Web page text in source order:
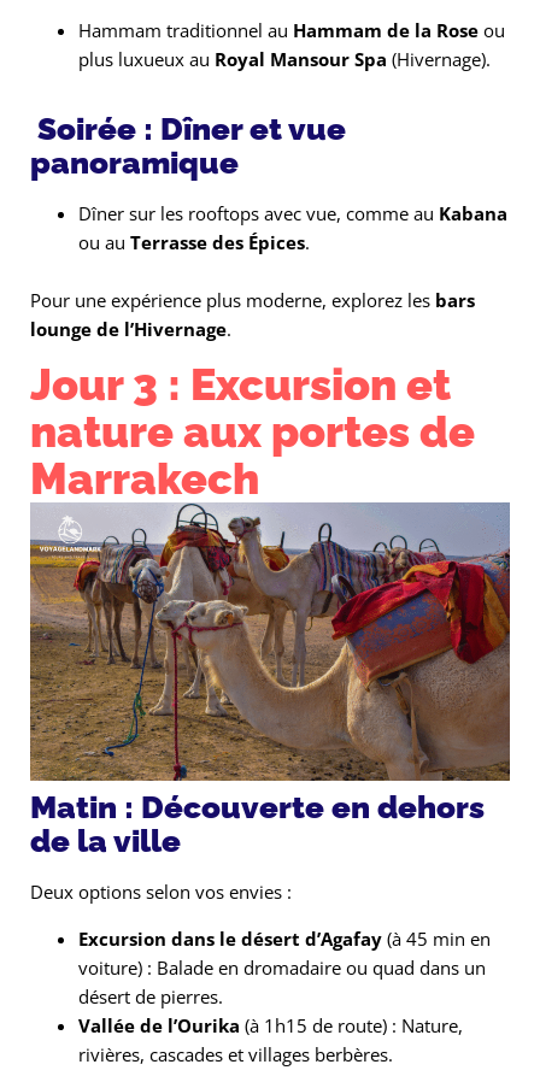
Hammam traditionnel au Hammam de la Rose ou
plus luxueux au Royal Mansour Spa (Hivernage).
Soirée : Dîner et vue
panoramique
Dîner sur les rooftops avec vue, comme au Kabana
ou au Terrasse des Épices.
Pour une expérience plus moderne, explorez les bars
lounge de l’Hivernage.
Jour 3 : Excursion et
nature aux portes de
Marrakech
Matin : Découverte en dehors
de la ville
Deux options selon vos envies :
Excursion dans le désert d’Agafay (à 45 min en
voiture) : Balade en dromadaire ou quad dans un
désert de pierres.
Vallée de l’Ourika (à 1h15 de route) : Nature,
rivières, cascades et villages berbères.